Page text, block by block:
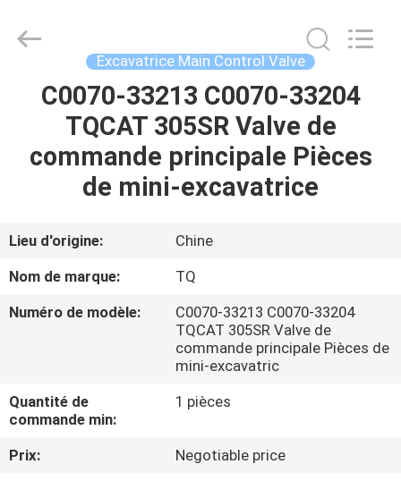
APERÇU
PRODUITS
VR
DE
NOUS
Machinery
Excavatrice Main Control Valve
C0070-33213 C0070-33204
TQCAT 305SR Valve de
commande principale Pièces
de mini-excavatrice
Lieu d'origine:
Chine
Nom de marque:
TQ
Numéro de modèle:
C0070-33213 C0070-33204
TQCAT 305SR Valve de
commande principale Pièces de
mini-excavatric
Quantité de
commande min:
1 pièces
Prix:
Negotiable price